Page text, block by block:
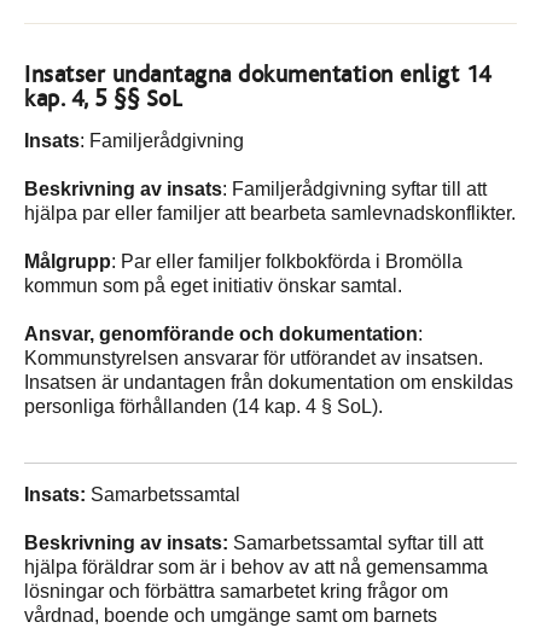
Insatser undantagna dokumentation enligt 14
kap. 4, 5 §§ SoL
Insats: Familjerådgivning
Beskrivning av insats: Familjerådgivning syftar till att
hjälpa par eller familjer att bearbeta samlevnadskonflikter.
Målgrupp: Par eller familjer folkbokförda i Bromölla
kommun som på eget initiativ önskar samtal.
Ansvar, genomförande och dokumentation:
Kommunstyrelsen ansvarar för utförandet av insatsen.
Insatsen är undantagen från dokumentation om enskildas
personliga förhållanden (14 kap. 4 § SoL).
Insats: Samarbetssamtal
Beskrivning av insats: Samarbetssamtal syftar till att
hjälpa föräldrar som är i behov av att nå gemensamma
lösningar och förbättra samarbetet kring frågor om
vårdnad, boende och umgänge samt om barnets